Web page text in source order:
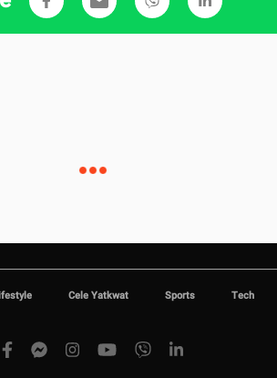
Cele Yatkwat Sports Tech